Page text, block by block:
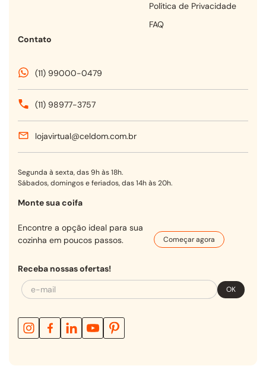
Política de Privacidade
FAQ
Contato
(11) 99000-0479
(11) 98977-3757
lojavirtual@celdom.com.br
Segunda à sexta, das 9h às 18h.
Sábados, domingos e feriados, das 14h às 20h.
Monte sua coifa
Encontre a opção ideal para sua
cozinha em poucos passos.
Começar agora
Receba nossas ofertas!
OK